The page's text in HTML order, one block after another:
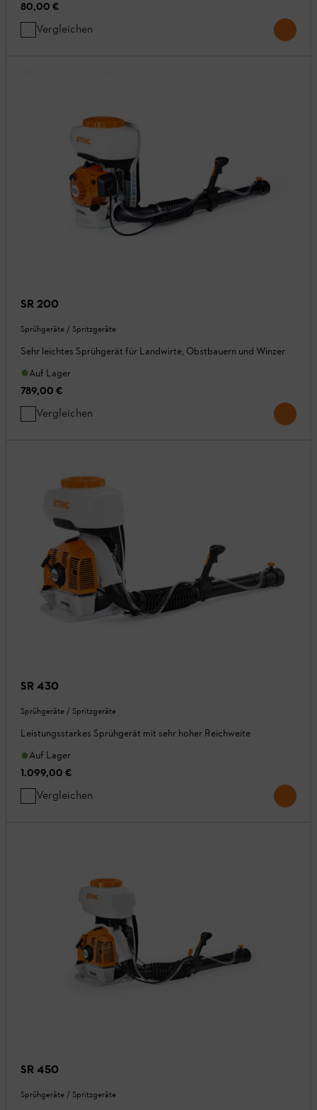
80,00 €
Vergleichen
SR 200
Sprühgeräte / Spritzgeräte
Sehr leichtes Sprühgerät für Landwirte, Obstbauern und Winzer
Auf Lager
789,00 €
Vergleichen
SR 430
Sprühgeräte / Spritzgeräte
Leistungsstarkes Sprühgerät mit sehr hoher Reichweite
Auf Lager
1.099,00 €
Vergleichen
SR 450
Sprühgeräte / Spritzgeräte